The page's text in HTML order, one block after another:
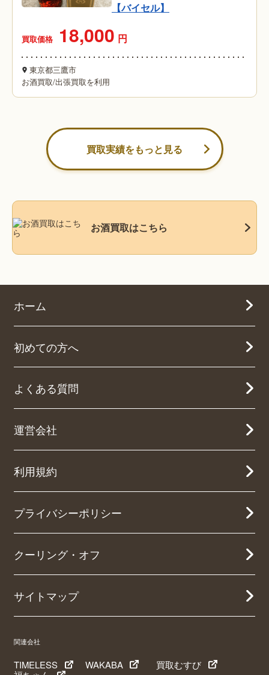
【バイセル】
買取価格 18,000 円
東京都三鷹市
お酒買取/出張買取を利用
買取実績をもっと見る
お酒買取はこちら
ホーム
初めての方へ
よくある質問
運営会社
利用規約
プライバシーポリシー
クーリング・オフ
サイトマップ
関連会社
TIMELESS WAKABA
買取むすび